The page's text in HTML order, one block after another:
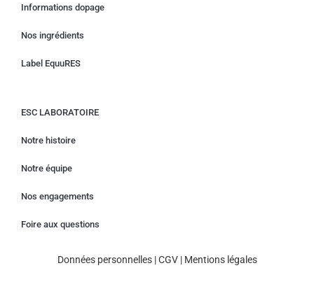
Informations dopage
Nos ingrédients
Label EquuRES
ESC LABORATOIRE
Notre histoire
Notre équipe
Nos engagements
Foire aux questions
Données personnelles|CGV| Mentions légales